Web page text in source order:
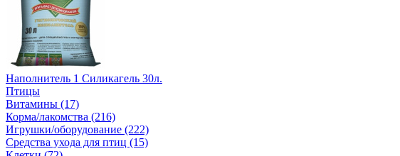
Наполнитель 1 Силикагель 30л.
Птицы
Витамины (17)
Корма/лакомства (216)
Игрушки/оборудование (222)
Средства ухода для птиц (15)